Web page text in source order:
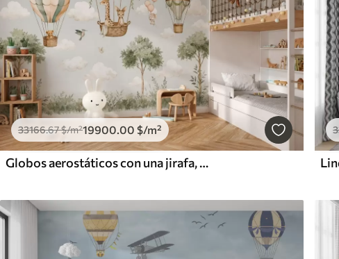
33166.67$/m²19900 .00 $/m²
Globos aerostáticos con una jirafa, un canguro, un oso y otros animales entre las nubes y los árboles